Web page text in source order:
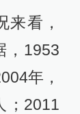
来看，
，1953
年，
；2011